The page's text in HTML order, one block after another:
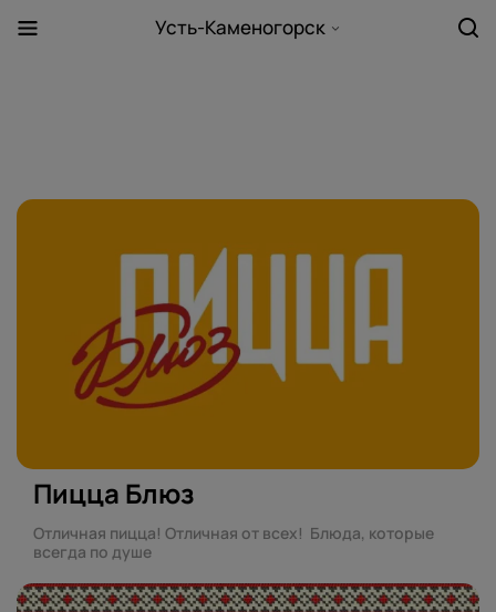
Усть-Каменогорск
Пицца Блюз
Отличная пицца! Отличная от всех! Блюда, которые
всегда по душе